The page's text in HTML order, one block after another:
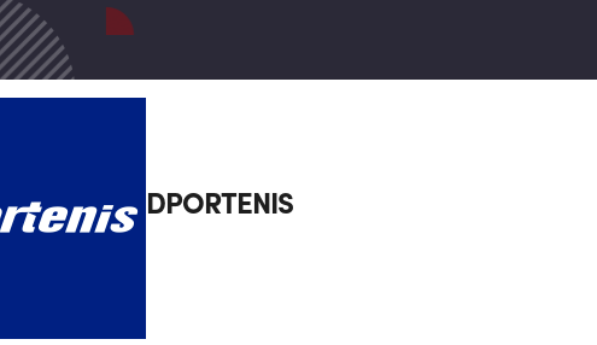
DPORTENIS